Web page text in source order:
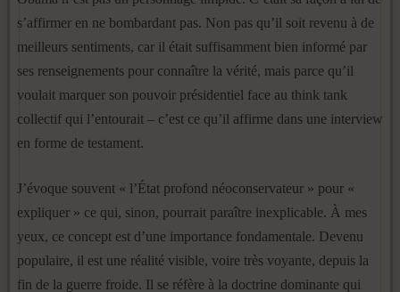
s’affirmer en ne bombardant pas. Non pas qu’il soit revenu à de
meilleurs sentiments, car il était suffisamment bien informé par
ses renseignements pour connaître la vérité, mais parce qu’il
voulait marquer son pouvoir présidentiel face au think tank
collectif qui l’entourait – c’est ce qu’il affirme dans une interview
en forme de testament.
J’évoque souvent « l’État profond néoconservateur » pour «
expliquer » ce qui, sinon, pourrait paraître inexplicable. À mes
yeux, ce concept est d’une importance fondamentale. Devenu
populaire, il est une réalité visible, voire très voyante, depuis la
fin de la guerre froide. Il se réfère à la doctrine dominante qui